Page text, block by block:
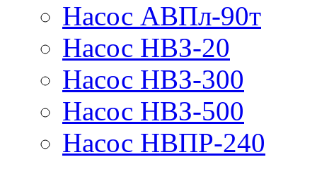
Насос АВПл-90т
Насос НВЗ-20
Насос НВЗ-300
Насос НВЗ-500
Насос НВПР-240